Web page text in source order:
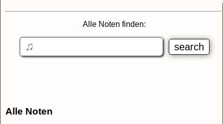
Alle Noten finden:
Alle Noten